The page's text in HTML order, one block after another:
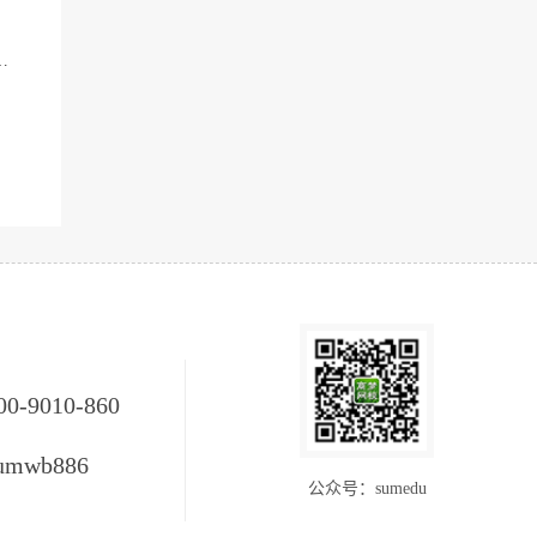
9010-860
公众号：sumedu